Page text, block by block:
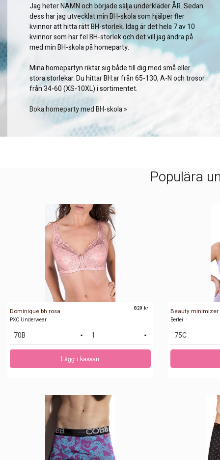
Jag heter NAMN och började sälja underkläder ÅR. Sedan
dess har jag utvecklat min BH-skola som hjälper fler
kvinnor att hitta rätt BH-storlek. Idag är det hela 7 av 10
kvinnor som har fel BH-storlek och det vill jag ändra på
med min BH-skola på homeparty.
Mina homepartyn riktar sig både till dig med små eller
stora storlekar. Du hittar BH:ar från 65-130, A-N och trosor
från 34-60 (XS-10XL) i sortimentet.
Boka homeparty med BH-skola »
Populära
Dominique bh rosa 829 kr
PXC Underwear
Lägg i kassan
Berlei